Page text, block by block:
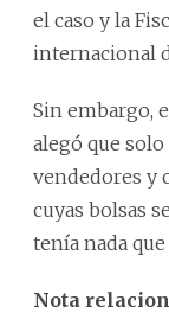
el caso y la
internacional
Sin embargo,
alegó que
vendedores y
cuyas bolsas
tenía nada
Nota